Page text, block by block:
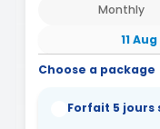
Monthly
11
Choose a package
Forfait 5 jours